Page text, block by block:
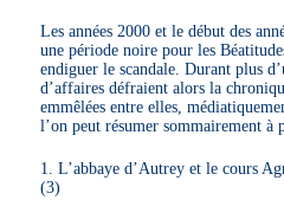
Les années 2000 et le début des
une période noire pour les
endiguer le scandale. Durant plus
d’affaires défraient alors la
emmêlées entre elles,
l’on peut résumer sommairement à
1. L’abbaye d’Autrey et le cours
(3)